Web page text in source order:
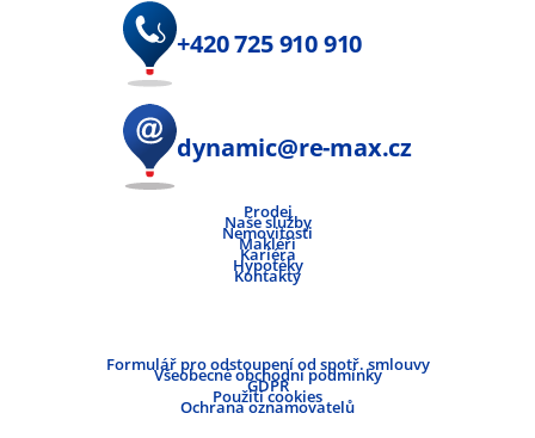
+420 725 910 910
dynamic@re-max.cz
Prodej
Naše služby
Nemovitosti
Makléři
Kariéra
Hypotéky
Kontakty
Formulář pro odstoupení od spotř. smlouvy
Všeobecné obchodní podmínky
GDPR
Použití cookies
Ochrana oznamovatelů